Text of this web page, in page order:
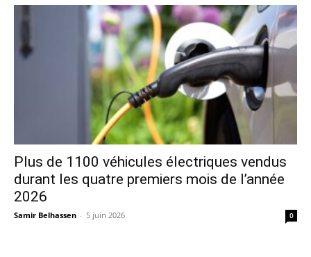
Plus de 1100 véhicules électriques vendus
durant les quatre premiers mois de l’année
2026
Samir Belhassen - 5 juin 2026 0